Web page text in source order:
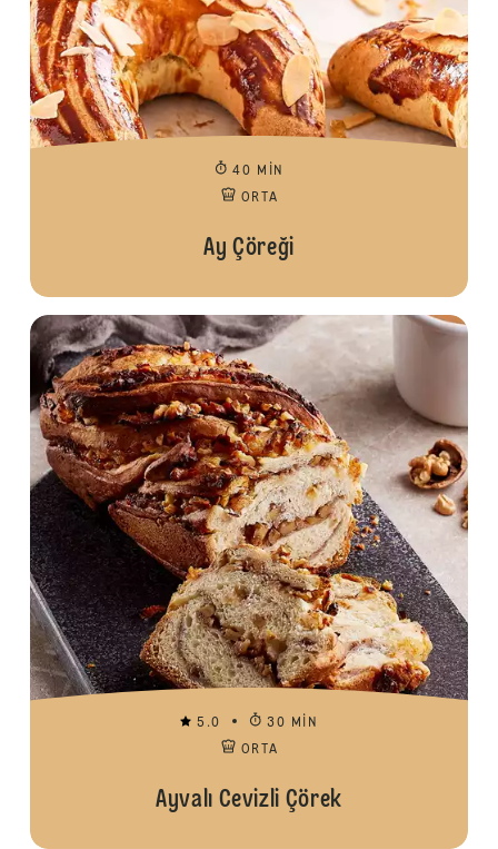
40 MIN
ORTA
Ay Çöreği
5.0
30 MIN
ORTA
Ayvalı Cevizli Çörek